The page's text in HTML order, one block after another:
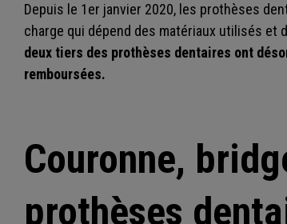
Depuis le 1er janvier 2020, les prothèses
charge qui dépend des matériaux utilisés et
deux tiers des prothèses dentaires ont
remboursées.
Couronne,
prothèses